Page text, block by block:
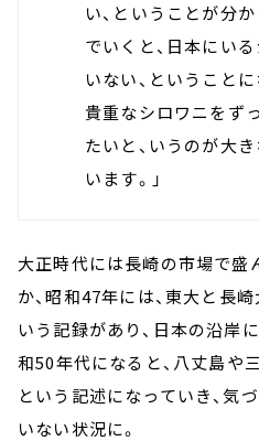
い、ということが分
でいくと、日本にい
いない、ということ
貴重なシロワニをず
たいと、いうのが大
います。」
大正時代には長崎の市場で盛
か、昭和47年には、東大と長
いう記録があり、日本の沿岸
和50年代になると、八丈島や
という記述になっていき、気
いない状況に。